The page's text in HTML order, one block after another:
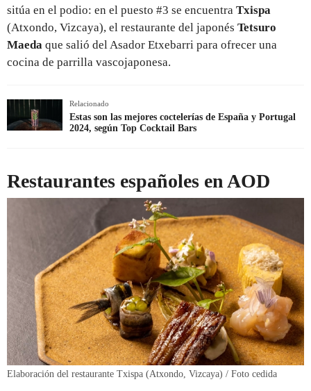
sitúa en el podio: en el puesto #3 se encuentra Txispa
(Atxondo, Vizcaya), el restaurante del japonés Tetsuro
Maeda que salió del Asador Etxebarri para ofrecer una
cocina de parrilla vascojaponesa.
Relacionado
Estas son las mejores coctelerías de España y Portugal
2024, según Top Cocktail Bars
Restaurantes españoles en AOD
Elaboración del restaurante Txispa (Atxondo, Vizcaya) / Foto cedida